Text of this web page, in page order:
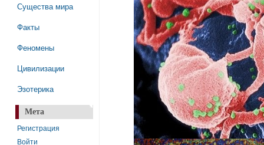
Существа мира
Факты
Феномены
Цивилизации
Эзотерика
Мета
Регистрация
Войти